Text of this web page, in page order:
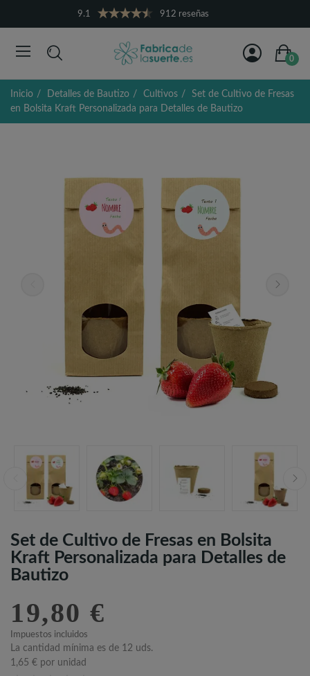
9.1 912 reseñas
0
Inicio Detalles de Bautizo Cultivos
Set de Cultivo de Fresas
en Bolsita Kraft Personalizada para Detalles de Bautizo
Set de Cultivo de Fresas en Bolsita
Kraft Personalizada para Detalles de
Bautizo
19,80 €
Impuestos incluidos
La cantidad mínima es de 12 uds.
1,65 € por unidad